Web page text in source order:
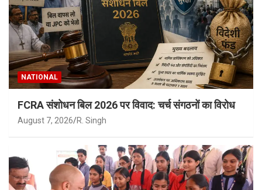
NATIONAL
FCRA संशोधन बिल 2026 पर विवाद: चर्च संगठनों का विरोध
August 7, 2026 R. Singh